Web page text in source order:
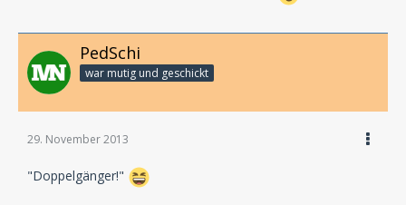
PedSchi
war mutig und geschickt
29. November 2013
"Doppelgänger!"